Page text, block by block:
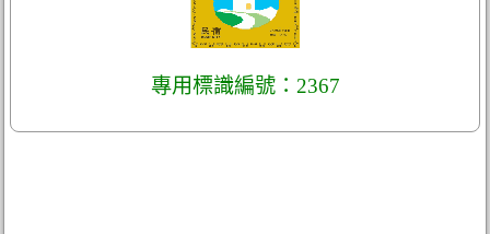
專用標識編號：2367